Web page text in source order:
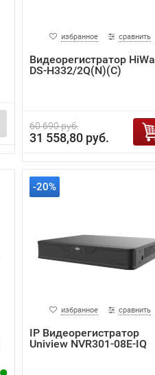
избранное сравнить
Видеорегистратор
DS-H332/2Q(N)(C)
60 690 руб.
31 558,80 руб.
-20%
избранное сравнить
IP Видеорегистратор
Uniview NVR301-08E-IQ